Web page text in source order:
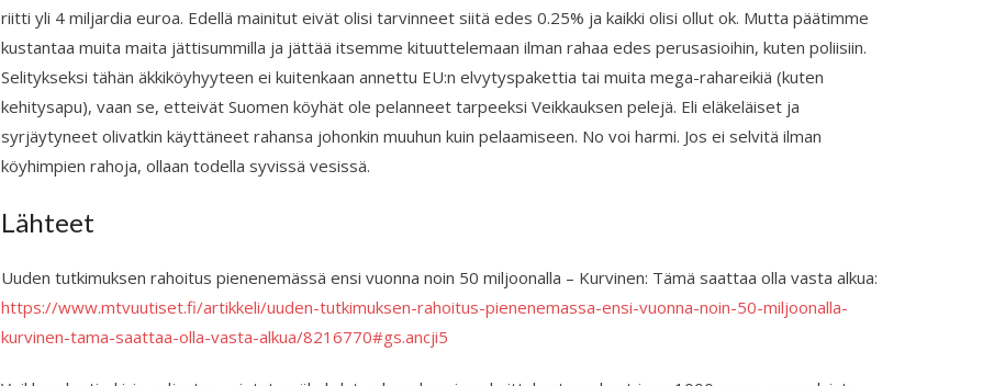
riitti yli 4 miljardia euroa. Edellä mainitut eivät olisi tarvinneet siitä edes 0.25% ja kaikki olisi ollut ok. Mutta päätimme
kustantaa muita maita jättisummilla ja jättää itsemme kituuttelemaan ilman rahaa edes perusasioihin, kuten poliisiin.
Selitykseksi tähän äkkiköyhyyteen ei kuitenkaan annettu EU:n elvytyspakettia tai muita mega-rahareikiä (kuten
kehitysapu), vaan se, etteivät Suomen köyhät ole pelanneet tarpeeksi Veikkauksen pelejä. Eli eläkeläiset ja
syrjäytyneet olivatkin käyttäneet rahansa johonkin muuhun kuin pelaamiseen. No voi harmi. Jos ei selvitä ilman
köyhimpien rahoja, ollaan todella syvissä vesissä.
Lähteet
Uuden tutkimuksen rahoitus pienenemässä ensi vuonna noin 50 miljoonalla – Kurvinen: Tämä saattaa olla vasta alkua:
https://www.mtvuutiset.fi/artikkeli/uuden-tutkimuksen-rahoitus-pienenemassa-ensi-vuonna-noin-50-miljoonalla-
kurvinen-tama-saattaa-olla-vasta-alkua/8216770#gs.ancji5